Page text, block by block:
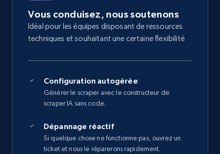
Vous conduisez, nous soutenons
Idéal pour les équipes disposant de ressources
techniques et souhaitant une certaine flexibilité
Configuration autogérée
Générer le scraper avec le constructeur de
scraper IA sans code.
Dépannage réactif
Si quelque chose ne fonctionne pas, ouvrez un
ticket et nous le réparerons rapidement.